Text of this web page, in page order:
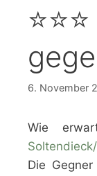
6. November
Wie
Die